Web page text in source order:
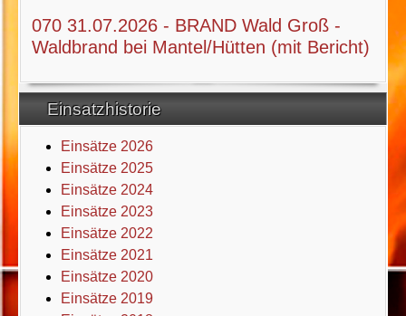
070 31.07.2026 - BRAND Wald Groß -
Waldbrand bei Mantel/Hütten (mit Bericht)
Einsatzhistorie
Einsätze 2026
Einsätze 2025
Einsätze 2024
Einsätze 2023
Einsätze 2022
Einsätze 2021
Einsätze 2020
Einsätze 2019